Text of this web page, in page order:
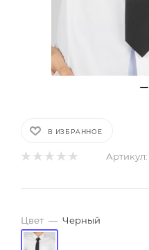
В ИЗБРАННОЕ
Артикул:
Цвет — Черный